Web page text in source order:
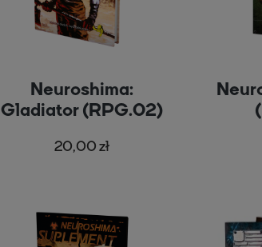
Neuroshima:
Gladiator (RPG.02)
20,00 zł